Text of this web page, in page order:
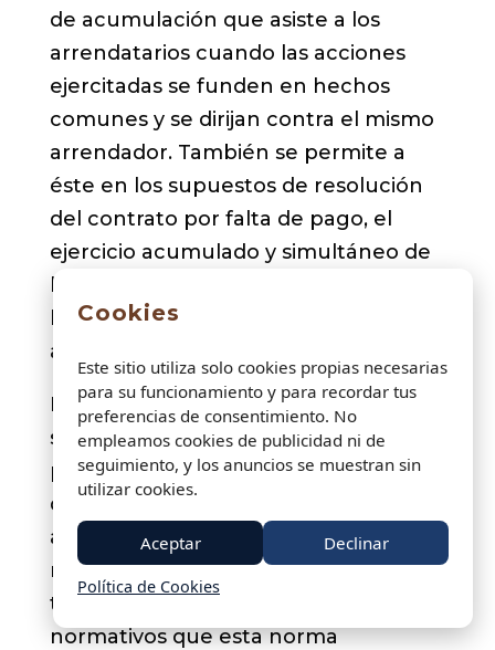
de acumulación que asiste a los
arrendatarios cuando las acciones
ejercitadas se funden en hechos
comunes y se dirijan contra el mismo
arrendador. También se permite a
éste en los supuestos de resolución
del contrato por falta de pago, el
ejercicio acumulado y simultáneo de
la acción de resolución del contrato y
la reclamación de las cantidades
adeudadas.
Por último, y como novedad más
significativa de la ley en materia
procesal, se establece la regulación
del recurso de casación en materia
arrendaticia por entender que la
materia, dada su importancia y la
trascendencia de los cambios
normativos que esta norma
Cookies
Este sitio utiliza solo cookies propias necesarias
para su funcionamiento y para recordar tus
preferencias de consentimiento. No
empleamos cookies de publicidad ni de
seguimiento, y los anuncios se muestran sin
utilizar cookies.
Aceptar Declinar
Política de Cookies